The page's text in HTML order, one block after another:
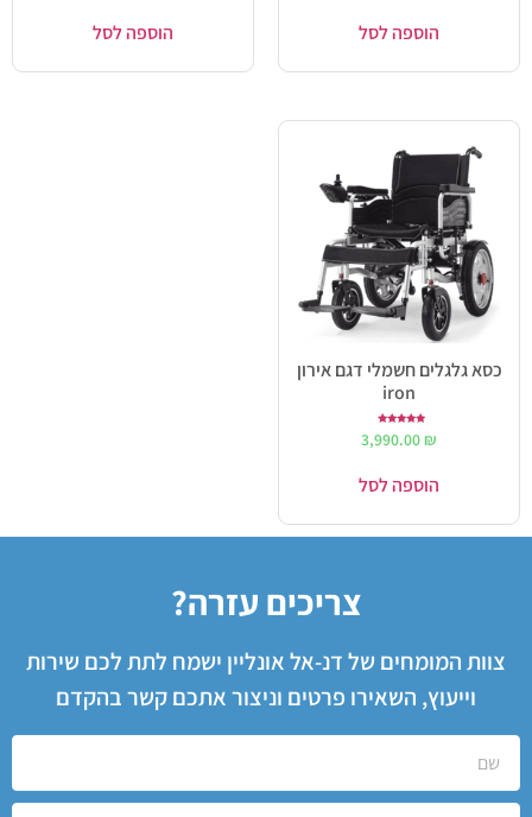
הוספה לסל הוספה לסל
כסא גלגלים חשמלי דגם אירון
iron
5.00
3,990.00 ₪
הוספה לסל
צריכים עזרה?
צוות המומחים של דנ-אל אונליין ישמח לתת לכם שירות
וייעוץ, השאירו פרטים וניצור אתכם קשר בהקדם